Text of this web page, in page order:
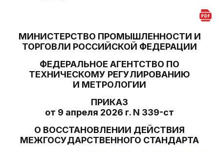
МИНИСТЕРСТВО ПРОМЫШЛЕННОСТИ И
ТОРГОВЛИ РОССИЙСКОЙ ФЕДЕРАЦИИ
ФЕДЕРАЛЬНОЕ АГЕНТСТВО ПО
ТЕХНИЧЕСКОМУ РЕГУЛИРОВАНИЮ
И МЕТРОЛОГИИ
ПРИКАЗ
от 9 апреля 2026 г. N 339-ст
О ВОССТАНОВЛЕНИИ ДЕЙСТВИЯ
МЕЖГОСУДАРСТВЕННОГО СТАНДАРТА